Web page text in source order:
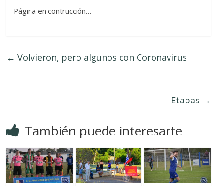
Página en contrucción…
← Volvieron, pero algunos con Coronavirus
Etapas →
También puede interesarte